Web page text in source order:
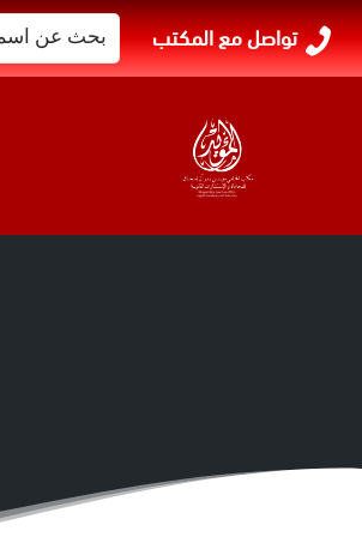
تواصل مع المكتب
البحث
عن: